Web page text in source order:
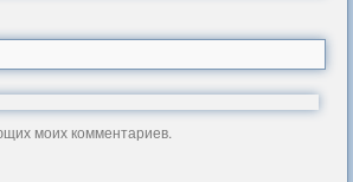
моих комментариев.